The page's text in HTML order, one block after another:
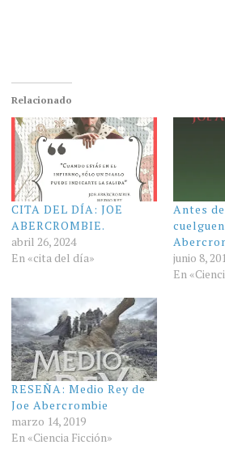
Relacionado
CITA DEL DÍA: JOE
ABERCROMBIE.
abril 26, 2024
En «cita del día»
Antes
junio 8,
En
RESEÑA: Medio Rey de
Joe Abercrombie
marzo 14, 2019
En «Ciencia Ficción»